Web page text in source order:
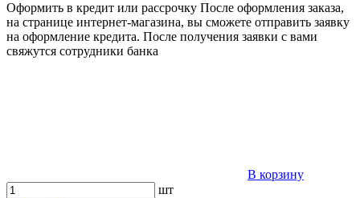
Оформить в кредит или рассрочку После оформления заказа,
на странице интернет-магазина, вы сможете отправить заявку
на оформление кредита. После получения заявки с вами
свяжутся сотрудники банка
В корзину
шт